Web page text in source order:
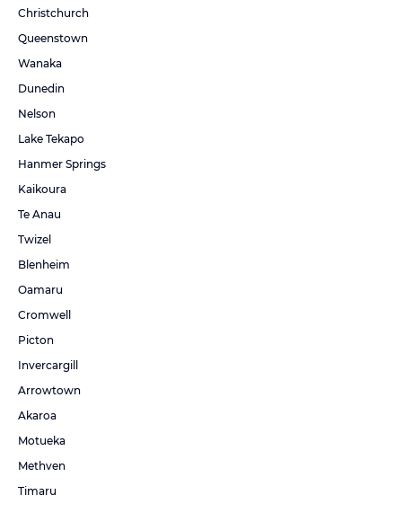
Christchurch
Queenstown
Wanaka
Dunedin
Nelson
Lake Tekapo
Hanmer Springs
Kaikoura
Te Anau
Twizel
Blenheim
Oamaru
Cromwell
Picton
Invercargill
Arrowtown
Akaroa
Motueka
Methven
Timaru